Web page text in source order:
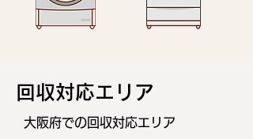
回収対応エリア
大阪府での回収対応エリア